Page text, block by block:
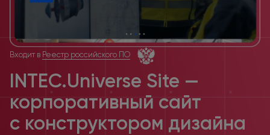
Входит в Реестр российского ПО
INTEC.Universe Site —
корпоративный сайт
с конструктором дизайна